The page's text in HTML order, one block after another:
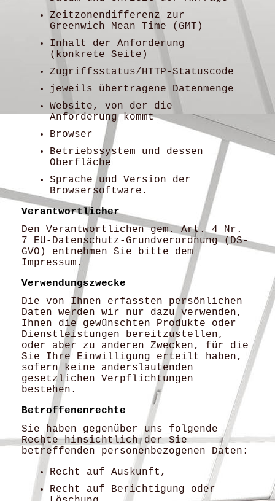
Zeitzonendifferenz zur
Greenwich Mean Time (GMT)
Inhalt der Anforderung
(konkrete Seite)
Zugriffsstatus/HTTP-Statuscode
jeweils übertragene Datenmenge
Website, von der die
Anforderung kommt
Browser
Betriebssystem und dessen
Oberfläche
Sprache und Version der
Browsersoftware.
Verantwortlicher
Den Verantwortlichen gem. Art. 4 Nr.
7 EU-Datenschutz-Grundverordnung (DS-
GVO) entnehmen Sie bitte dem
Impressum.
Verwendungszwecke
Die von Ihnen erfassten persönlichen
Daten werden wir nur dazu verwenden,
Ihnen die gewünschten Produkte oder
Dienstleistungen bereitzustellen,
oder aber zu anderen Zwecken, für die
Sie Ihre Einwilligung erteilt haben,
sofern keine anderslautenden
gesetzlichen Verpflichtungen
bestehen.
Betroffenenrechte
Sie haben gegenüber uns folgende
Rechte hinsichtlich der Sie
betreffenden personenbezogenen Daten:
Recht auf Auskunft,
Recht auf Berichtigung oder